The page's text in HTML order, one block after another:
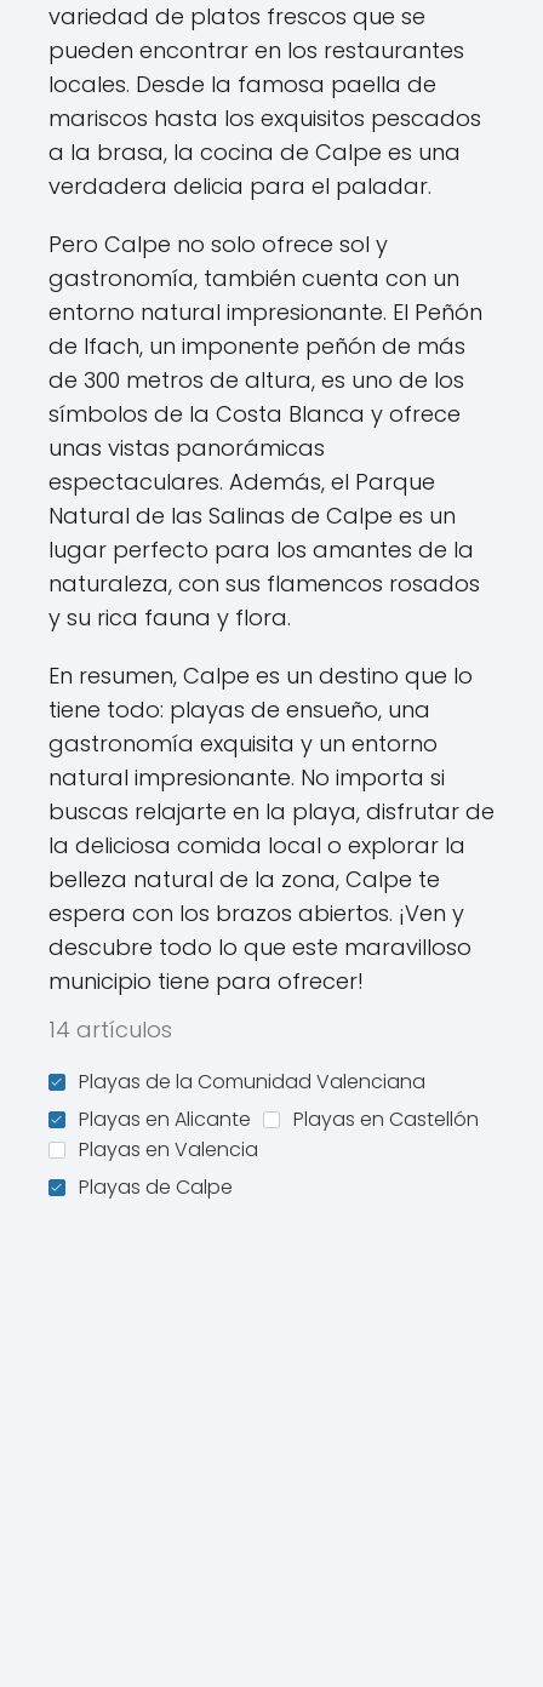
variedad de platos frescos que se
pueden encontrar en los restaurantes
locales. Desde la famosa paella de
mariscos hasta los exquisitos pescados
a la brasa, la cocina de Calpe es una
verdadera delicia para el paladar.
Pero Calpe no solo ofrece sol y
gastronomía, también cuenta con un
entorno natural impresionante. El Peñón
de Ifach, un imponente peñón de más
de 300 metros de altura, es uno de los
símbolos de la Costa Blanca y ofrece
unas vistas panorámicas
espectaculares. Además, el Parque
Natural de las Salinas de Calpe es un
lugar perfecto para los amantes de la
naturaleza, con sus flamencos rosados
y su rica fauna y flora.
En resumen, Calpe es un destino que lo
tiene todo: playas de ensueño, una
gastronomía exquisita y un entorno
natural impresionante. No importa si
buscas relajarte en la playa, disfrutar de
la deliciosa comida local o explorar la
belleza natural de la zona, Calpe te
espera con los brazos abiertos. ¡Ven y
descubre todo lo que este maravilloso
municipio tiene para ofrecer!
14 artículos
Playas de la Comunidad Valenciana
Playas en Alicante
Playas en Castellón
Playas en Valencia
Playas de Calpe